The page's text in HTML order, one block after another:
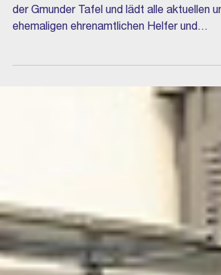
27. Okt. 2025
Jahre
Die Diakonieverein feiert 20 jähriges
ehemaligen ehrenamtlichen Helfer und
Helferinnen ein. Quelle: Alpenrand Magazin
Montag, 27 Oktober 2025 Siehe Bericht
unter: https://alpenrand-magazin.de/tafel-
bestehen/ Quelle: Alpenrand Magazin
Montag, 27 Oktober 2025